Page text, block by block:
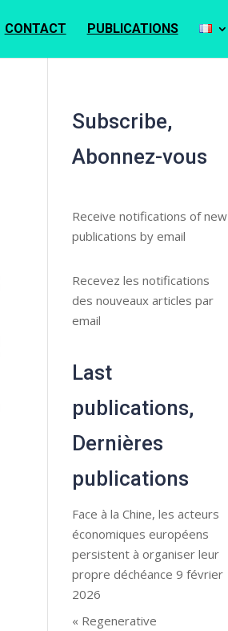
CONTACT PUBLICATIONS
Subscribe,
Abonnez-vous
Receive notifications of new
publications by email
Recevez les notifications
des nouveaux articles par
email
Last
publications,
Dernières
publications
Face à la Chine, les acteurs
économiques européens
persistent à organiser leur
propre déchéance 9 février
2026
« Regenerative